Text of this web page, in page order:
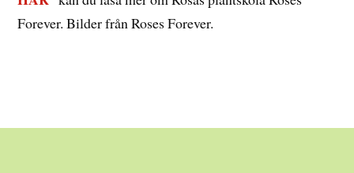
Forever. Bilder från Roses Forever.